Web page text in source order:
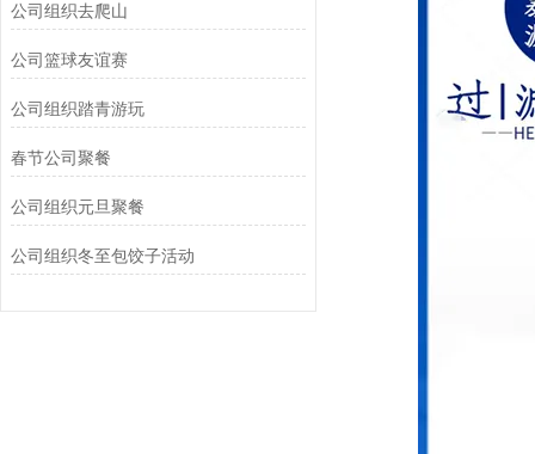
公司组织去爬山
公司篮球友谊赛
公司组织踏青游玩‌
春节公司聚餐
公司组织元旦聚餐
公司组织冬至包饺子活动